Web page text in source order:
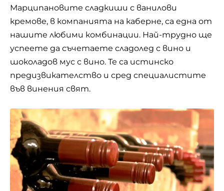
Марципановите сладкиши с ванилови
кремове, в компанията на каберне, са една от
нашите любими комбинации. Най-трудно ще
успеете да съчетаете сладолед с вино и
шоколадов мус с вино. Те са истинско
предизвикателство и сред специалистите
във винения свят.